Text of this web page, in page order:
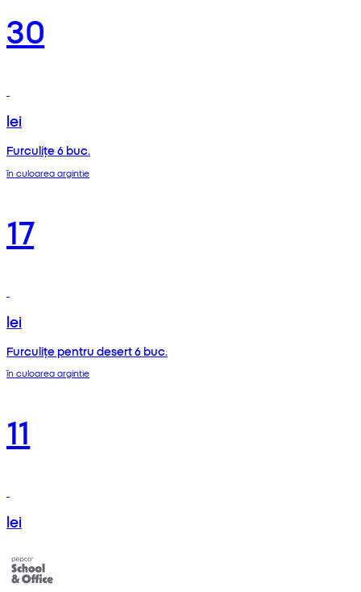
30
lei
Furculițe 6 buc.
în culoarea argintie
17
lei
Furculițe pentru desert 6 buc.
în culoarea argintie
11
lei